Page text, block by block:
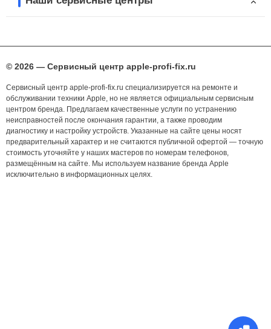
© 2026 — Сервисный центр apple-profi-fix.ru
Сервисный центр apple-profi-fix.ru специализируется на ремонте и
обслуживании техники Apple, но не является официальным сервисным
центром бренда. Предлагаем качественные услуги по устранению
неисправностей после окончания гарантии, а также проводим
диагностику и настройку устройств. Указанные на сайте цены носят
предварительный характер и не считаются публичной офертой — точную
стоимость уточняйте у наших мастеров по номерам телефонов,
размещённым на сайте. Мы используем название бренда Apple
исключительно в информационных целях.